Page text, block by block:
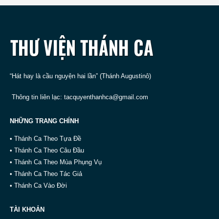
“Hát hay là cầu nguyện hai lần” (Thánh Augustinô)
Thông tin liên lạc: tacquyenthanhca@gmail.com
NHỮNG TRANG CHÍNH
• Thánh Ca Theo Tựa Đề
• Thánh Ca Theo Câu Đầu
• Thánh Ca Theo Mùa Phụng Vụ
• Thánh Ca Theo Tác Giả
• Thánh Ca Vào Đời
TÀI KHOẢN